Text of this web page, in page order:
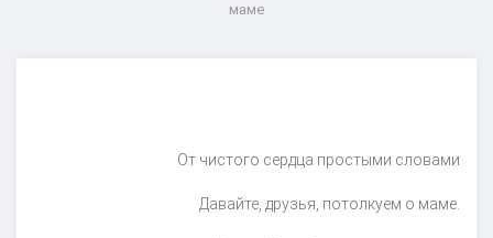
маме
От чистого сердца простыми словами
Давайте, друзья, потолкуем о маме.